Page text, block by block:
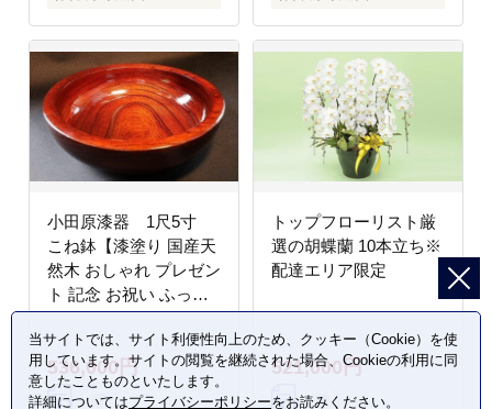
小田原漆器 1尺5寸
こね鉢【漆塗り 国産天
然木 おしゃれ プレゼン
ト 記念 お祝い ふっく
らとしたデザイン 木製
食器 日用品 キッチン用
品 木製 直径435mm×高
さ120mm 神奈川県 小
536,000円
トップフローリスト厳
選の胡蝶蘭 10本立ち※
配達エリア限定
521,000円
当サイトでは、サイト利便性向上のため、クッキー（Cookie）を使
用しています。サイトの閲覧を継続された場合、Cookieの利用に同
意したことものといたします。
詳細についてはプライバシーポリシーをお読みください。